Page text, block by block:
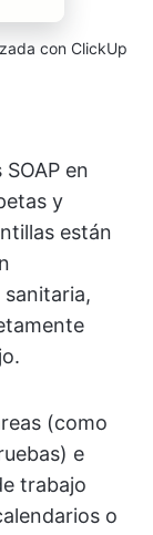
con ClickUp
en
y
están
(como
e
trabajo
o